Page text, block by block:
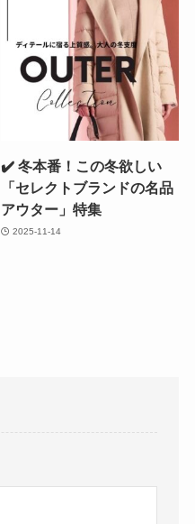
✔️ 冬本番！この冬欲しい
「セレクトブランドの名品
アウター」特集
2025-11-14